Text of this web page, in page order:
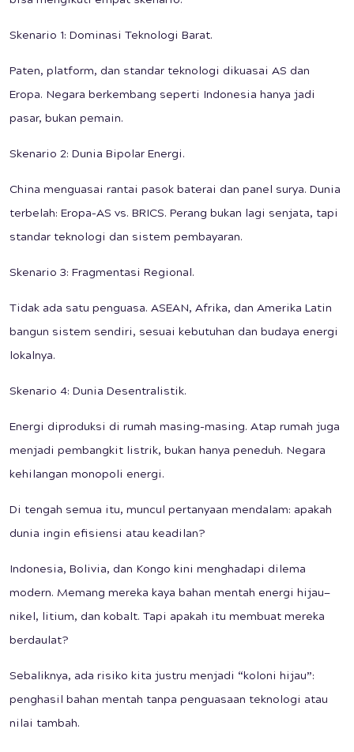
Skenario 1: Dominasi Teknologi Barat.
Paten, platform, dan standar teknologi dikuasai AS dan
Eropa. Negara berkembang seperti Indonesia hanya jadi
pasar, bukan pemain.
Skenario 2: Dunia Bipolar Energi.
China menguasai rantai pasok baterai dan panel surya. Dunia
terbelah: Eropa–AS vs. BRICS. Perang bukan lagi senjata, tapi
standar teknologi dan sistem pembayaran.
Skenario 3: Fragmentasi Regional.
Tidak ada satu penguasa. ASEAN, Afrika, dan Amerika Latin
bangun sistem sendiri, sesuai kebutuhan dan budaya energi
lokalnya.
Skenario 4: Dunia Desentralistik.
Energi diproduksi di rumah masing-masing. Atap rumah juga
menjadi pembangkit listrik, bukan hanya peneduh. Negara
kehilangan monopoli energi.
Di tengah semua itu, muncul pertanyaan mendalam: apakah
dunia ingin efisiensi atau keadilan?
Indonesia, Bolivia, dan Kongo kini menghadapi dilema
modern. Memang mereka kaya bahan mentah energi hijau—
nikel, litium, dan kobalt. Tapi apakah itu membuat mereka
berdaulat?
Sebaliknya, ada risiko kita justru menjadi “koloni hijau”:
penghasil bahan mentah tanpa penguasaan teknologi atau
nilai tambah.